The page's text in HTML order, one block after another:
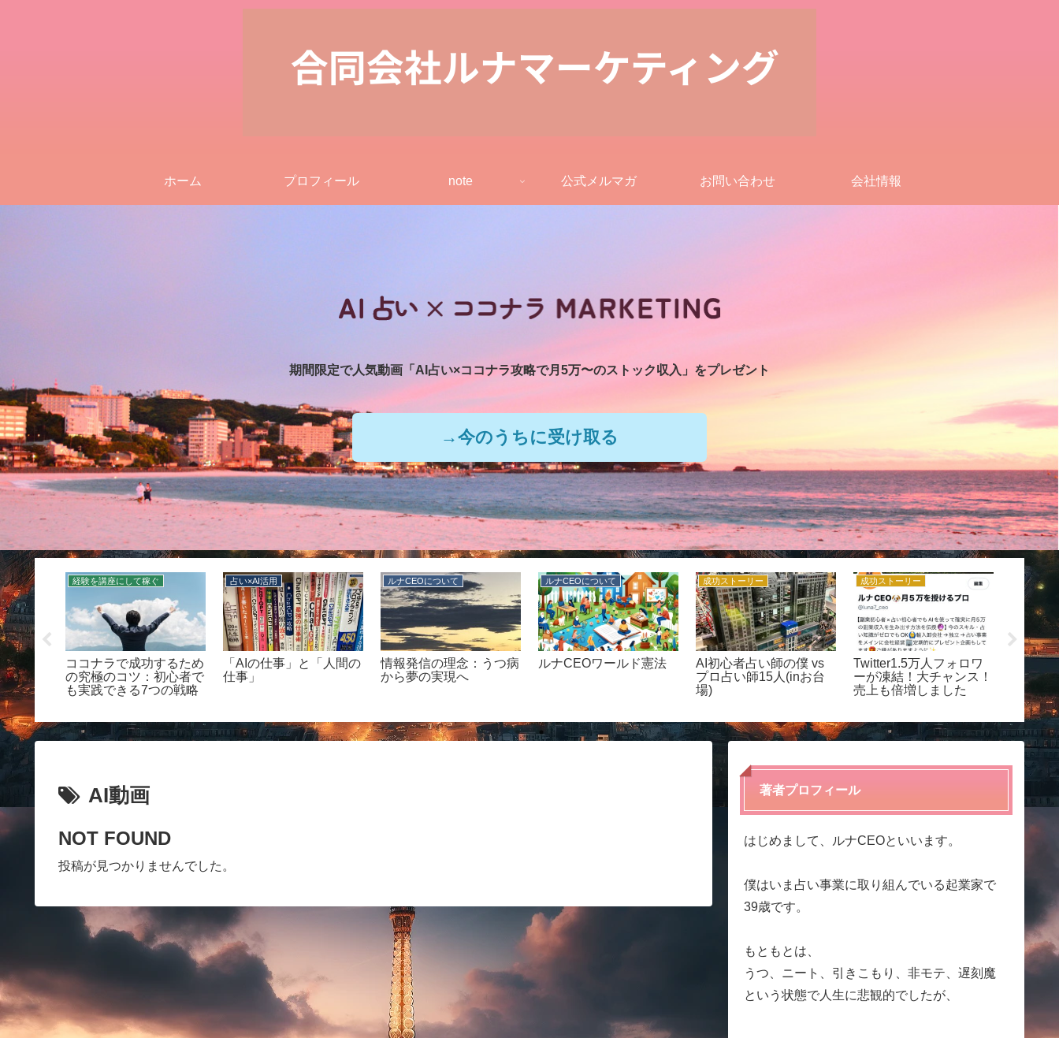
ホーム プロフィール note 公式メルマガ お問い合わせ 会社情報
期間限定で人気動画「AI占い×ココナラ攻略で月5万〜のストック収入」をプレゼント
→今のうちに受け取る
ナ
ア一
で“共
全メ
経験を講座にして稼ぐ
ココナラで成功するため
の究極のコツ：初心者で
も実践できる7つの戦略
占い×AI活用
「AIの仕事」と「人間の
仕事」
ルナCEOについて
情報発信の理念：うつ病
から夢の実現へ
ルナCEOについて
ルナCEOワールド憲法
成功ストーリー
AI初心者占い師の僕 vs
プロ占い師15人(inお台
場)
成功ストーリー
Twitter1.5万人フォロワ
ーが凍結！大チャンス！
売上も倍増しました
ルナCEO
【完全
CEOの
覧まと
感と自
ディア
AI動画
NOT FOUND
投稿が見つかりませんでした。
著者プロフィール
はじめまして、ルナCEOといいます。
僕はいま占い事業に取り組んでいる起業家で
39歳です。
もともとは、
うつ、ニート、引きこもり、非モテ、遅刻魔
という状態で人生に悲観的でしたが、